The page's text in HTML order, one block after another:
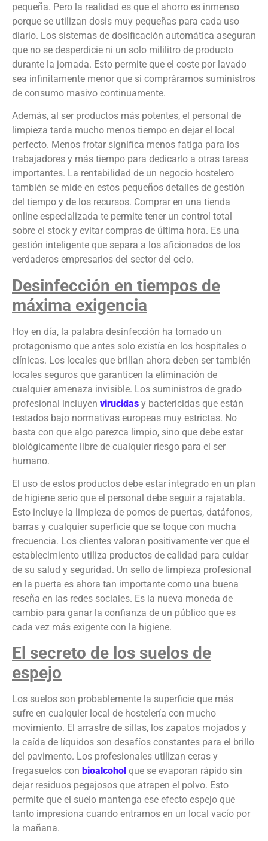
pequeña. Pero la realidad es que el ahorro es inmenso
porque se utilizan dosis muy pequeñas para cada uso
diario. Los sistemas de dosificación automática aseguran
que no se desperdicie ni un solo mililitro de producto
durante la jornada. Esto permite que el coste por lavado
sea infinitamente menor que si compráramos suministros
de consumo masivo continuamente.
Además, al ser productos más potentes, el personal de
limpieza tarda mucho menos tiempo en dejar el local
perfecto. Menos frotar significa menos fatiga para los
trabajadores y más tiempo para dedicarlo a otras tareas
importantes. La rentabilidad de un negocio hostelero
también se mide en estos pequeños detalles de gestión
del tiempo y de los recursos. Comprar en una tienda
online especializada te permite tener un control total
sobre el stock y evitar compras de última hora. Es una
gestión inteligente que separa a los aficionados de los
verdaderos empresarios del sector del ocio.
Desinfección en tiempos de
máxima exigencia
Hoy en día, la palabra desinfección ha tomado un
protagonismo que antes solo existía en los hospitales o
clínicas. Los locales que brillan ahora deben ser también
locales seguros que garanticen la eliminación de
cualquier amenaza invisible. Los suministros de grado
profesional incluyen virucidas y bactericidas que están
testados bajo normativas europeas muy estrictas. No
basta con que algo parezca limpio, sino que debe estar
biológicamente libre de cualquier riesgo para el ser
humano.
El uso de estos productos debe estar integrado en un plan
de higiene serio que el personal debe seguir a rajatabla.
Esto incluye la limpieza de pomos de puertas, datáfonos,
barras y cualquier superficie que se toque con mucha
frecuencia. Los clientes valoran positivamente ver que el
establecimiento utiliza productos de calidad para cuidar
de su salud y seguridad. Un sello de limpieza profesional
en la puerta es ahora tan importante como una buena
reseña en las redes sociales. Es la nueva moneda de
cambio para ganar la confianza de un público que es
cada vez más exigente con la higiene.
El secreto de los suelos de
espejo
Los suelos son probablemente la superficie que más
sufre en cualquier local de hostelería con mucho
movimiento. El arrastre de sillas, los zapatos mojados y
la caída de líquidos son desafíos constantes para el brillo
del pavimento. Los profesionales utilizan ceras y
fregasuelos con bioalcohol que se evaporan rápido sin
dejar residuos pegajosos que atrapen el polvo. Esto
permite que el suelo mantenga ese efecto espejo que
tanto impresiona cuando entramos en un local vacío por
la mañana.